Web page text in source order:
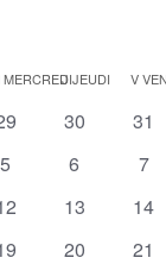
MERCREDI
JJEUDI V
0
30
0
31
0
5
0
6
0
7
0
13
0
14
0
20
0
21